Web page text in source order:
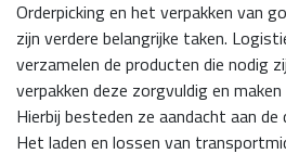
Orderpicking en het verpakken van
zijn verdere belangrijke taken.
verzamelen de producten die nodig
verpakken deze zorgvuldig en
Hierbij besteden ze aandacht aan de
Het laden en lossen van